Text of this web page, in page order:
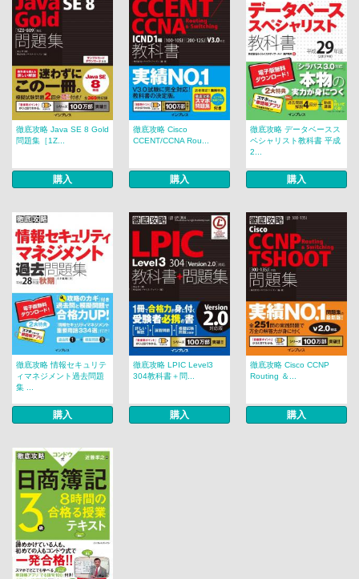
徹底攻略 Java SE 8 Gold
問題集［1Z...
購入
徹底攻略 Cisco
CCENT/CCNA Rou...
購入
徹底攻略 データベースス
ペシャリスト教科書 平成
2...
購入
徹底攻略 情報セキュリテ
ィマネジメント過去問題
集 ...
購入
徹底攻略 LPIC Level3
304教科書＋問...
購入
徹底攻略 Cisco CCNP
Routing ＆...
購入